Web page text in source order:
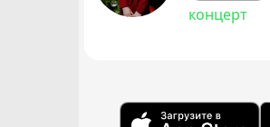
концерт